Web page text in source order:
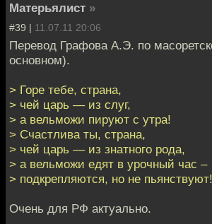
Матерьялист »
#39 | 11.07.11 20:06
Перевод Графова А.Э. по
основном).
> Горе тебе, страна,
> чей царь — из слуг,
> а вельможи пируют с утра!
> Счастлива ты, страна,
> чей царь — из знатного рода,
> а вельможи едят в урочный час –
> подкрепляются, но не пьянствуют!
Очень для РФ актуально.